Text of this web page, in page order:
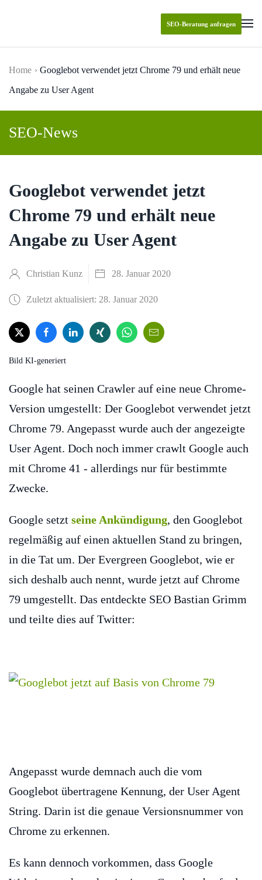
SEO-Beratung anfragen
Home
Googlebot verwendet jetzt Chrome 79 und erhält neue
Angabe zu User Agent
SEO-News
Googlebot verwendet jetzt
Chrome 79 und erhält neue
Angabe zu User Agent
Christian Kunz 28. Januar 2020
Zuletzt aktualisiert: 28. Januar 2020
Bild KI-generiert
Google hat seinen Crawler auf eine neue Chrome-
Version umgestellt: Der Googlebot verwendet jetzt
Chrome 79. Angepasst wurde auch der angezeigte
User Agent. Doch noch immer crawlt Google auch
mit Chrome 41 - allerdings nur für bestimmte
Zwecke.
Google setzt seine Ankündigung, den Googlebot
regelmäßig auf einen aktuellen Stand zu bringen,
in die Tat um. Der Evergreen Googlebot, wie er
sich deshalb auch nennt, wurde jetzt auf Chrome
79 umgestellt. Das entdeckte SEO Bastian Grimm
und teilte dies auf Twitter:
Angepasst wurde demnach auch die vom
Googlebot übertragene Kennung, der User Agent
String. Darin ist die genaue Versionsnummer von
Chrome zu erkennen.
Es kann dennoch vorkommen, dass Google